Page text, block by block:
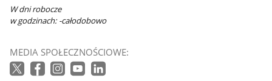
W dni robocze
w godzinach: -całodobowo
MEDIA SPOŁECZNOŚCIOWE: